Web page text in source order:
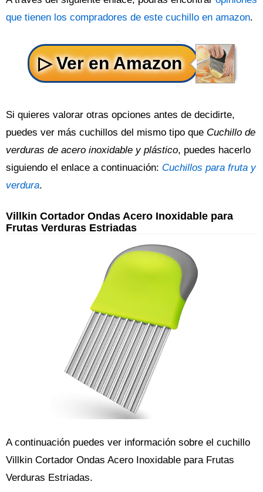
que tienen los compradores de este cuchillo en amazon.
Si quieres valorar otras opciones antes de decidirte,
puedes ver más cuchillos del mismo tipo que Cuchillo de
verduras de acero inoxidable y plástico, puedes hacerlo
siguiendo el enlace a continuación: Cuchillos para fruta y
verdura.
Villkin Cortador Ondas Acero Inoxidable para
Frutas Verduras Estriadas
A continuación puedes ver información sobre el cuchillo
Villkin Cortador Ondas Acero Inoxidable para Frutas
Verduras Estriadas.